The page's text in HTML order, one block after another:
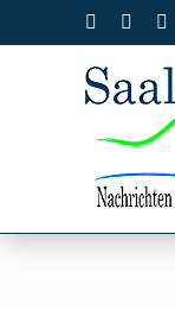
Inhalt
Facebook